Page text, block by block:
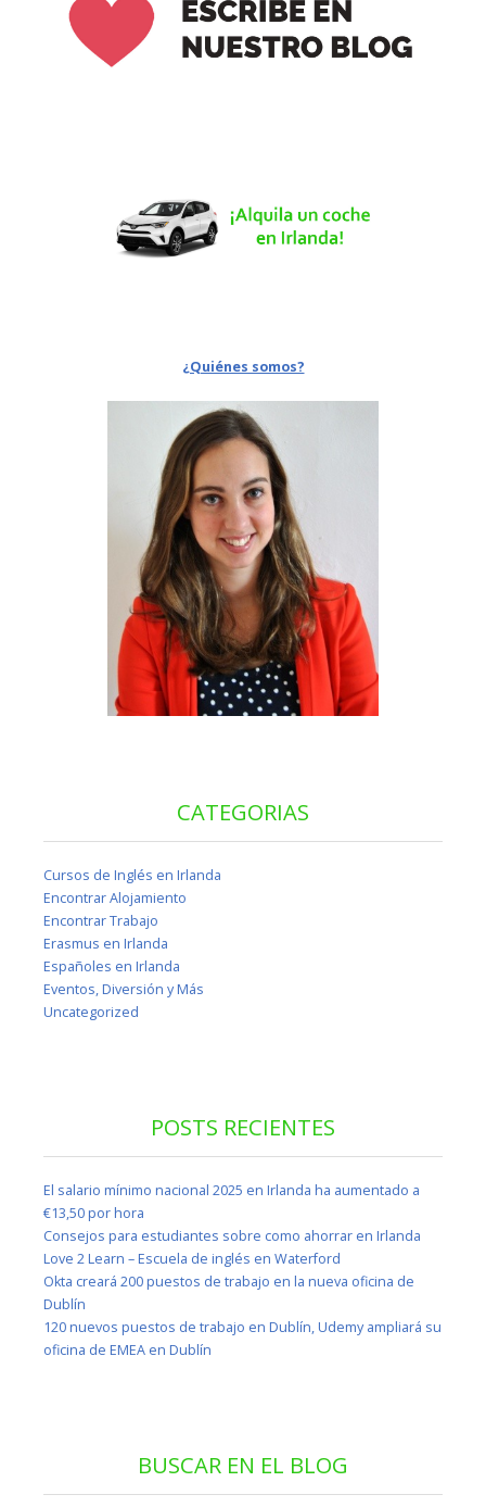
¿Quiénes somos?
CATEGORIAS
Cursos de Inglés en Irlanda
Encontrar Alojamiento
Encontrar Trabajo
Erasmus en Irlanda
Españoles en Irlanda
Eventos, Diversión y Más
Uncategorized
POSTS RECIENTES
El salario mínimo nacional 2025 en Irlanda ha aumentado a
€13,50 por hora
Consejos para estudiantes sobre como ahorrar en Irlanda
Love 2 Learn – Escuela de inglés en Waterford
Okta creará 200 puestos de trabajo en la nueva oficina de
Dublín
120 nuevos puestos de trabajo en Dublín, Udemy ampliará su
oficina de EMEA en Dublín
BUSCAR EN EL BLOG